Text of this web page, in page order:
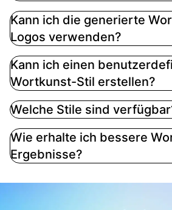
Kann ich die generierte
Logos verwenden?
Kann ich einen
Wortkunst-Stil erstellen?
Welche Stile sind
Wie erhalte ich bessere
Ergebnisse?